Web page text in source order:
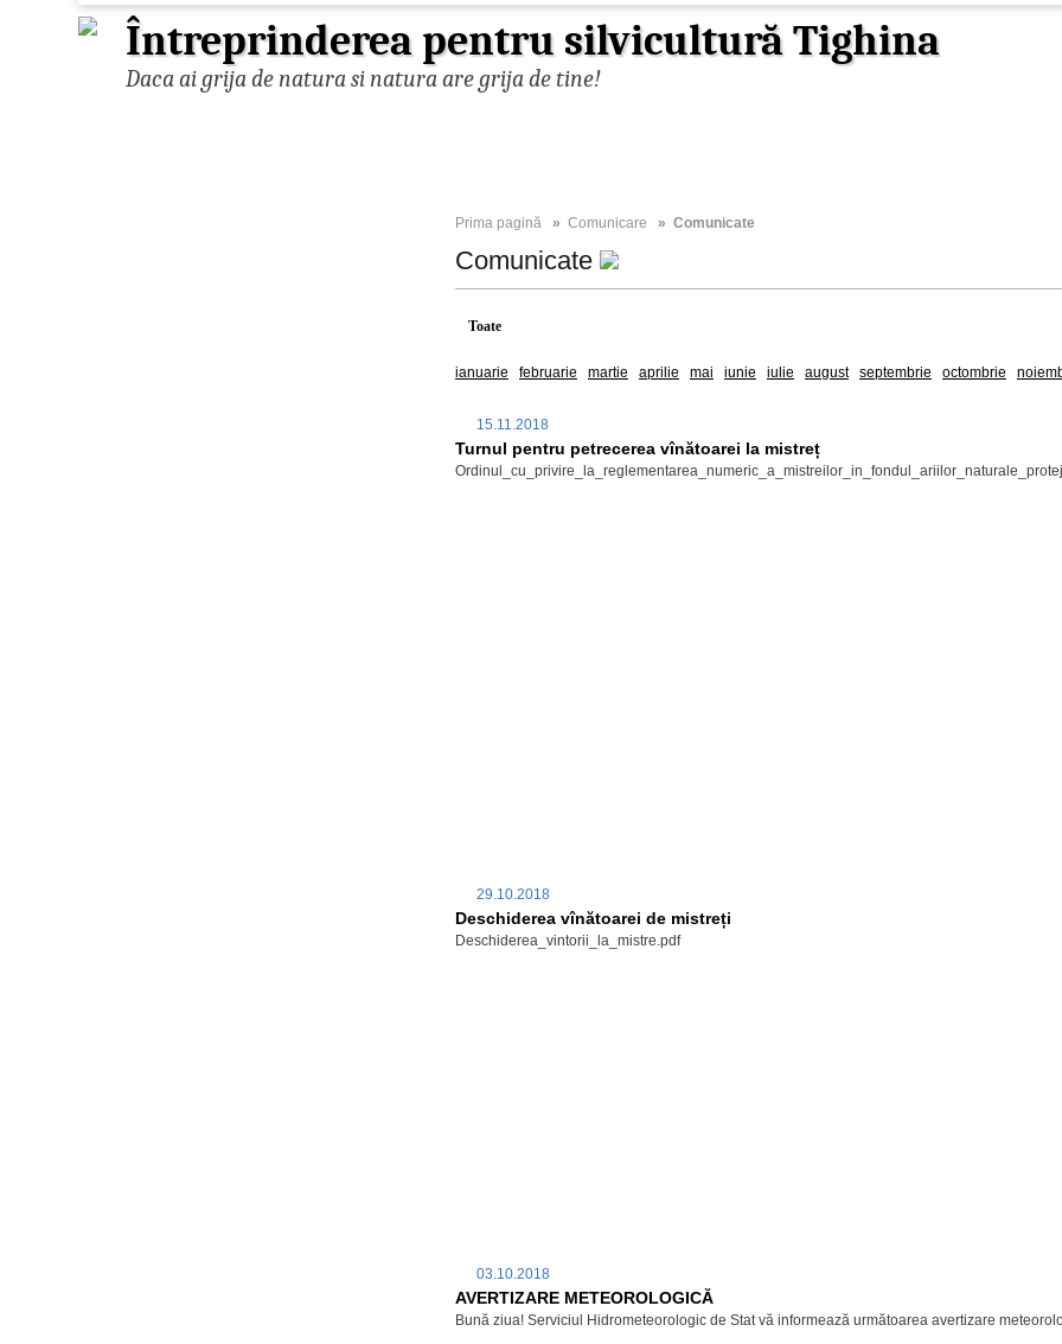
Întreprinderea pentru silvicultură Tighina
Daca ai grija de natura si natura are grija de tine!
Prima pagină » Comunicare » Comunicate
Comunicate
Toate
ianuarie februarie martie aprilie mai iunie iulie august septembrie octombrie
15.11.2018
Turnul pentru petrecerea vînătoarei la mistreț
29.10.2018
Deschiderea vînătoarei de mistreți
Deschiderea_vintorii_la_mistre.pdf
03.10.2018
AVERTIZARE METEOROLOGICĂ
Bună ziua! Serviciul Hidrometeorologic de Stat vă informează următoarea avertizare